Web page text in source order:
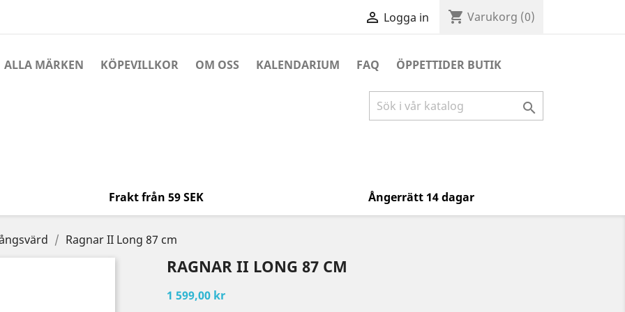
 Logga in shopping_cart Varukorg (0)
ALLA MÄRKEN KÖPEVILLKOR OM OSS KALENDARIUM FAQ ÖPPETTIDER BUTIK

Frakt från 59 SEK Ångerrätt 14 dagar
Ragnar II Long 87 cm
RAGNAR II LONG 87 CM
1 599,00 kr